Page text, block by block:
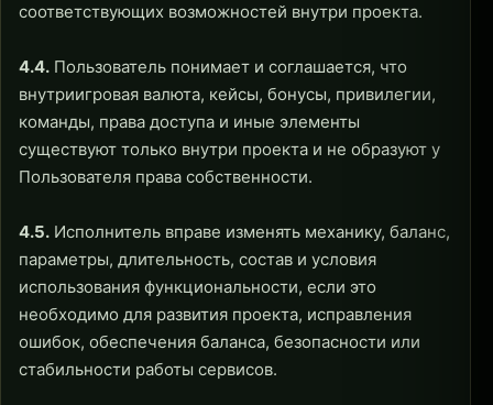
соответствующих возможностей внутри проекта.
4.4. Пользователь понимает и соглашается, что
внутриигровая валюта, кейсы, бонусы, привилегии,
команды, права доступа и иные элементы
существуют только внутри проекта и не образуют у
Пользователя права собственности.
4.5. Исполнитель вправе изменять механику, баланс,
параметры, длительность, состав и условия
использования функциональности, если это
необходимо для развития проекта, исправления
ошибок, обеспечения баланса, безопасности или
стабильности работы сервисов.